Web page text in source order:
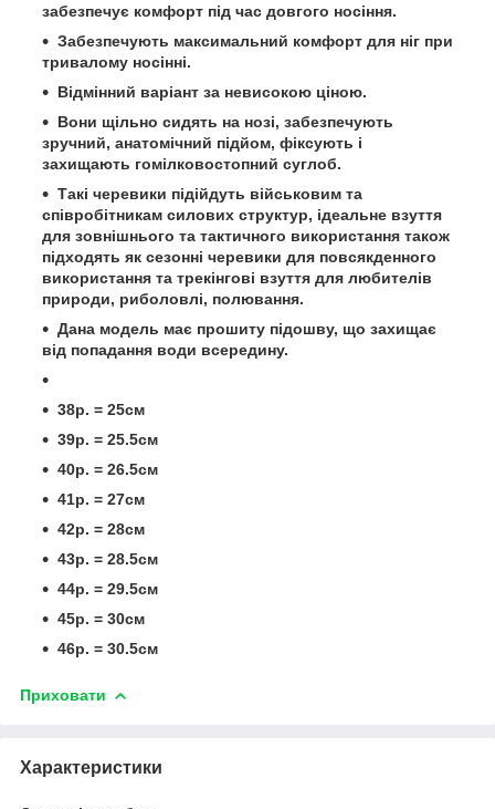
забезпечує комфорт під час довгого носіння.
Забезпечують максимальний комфорт для ніг при
тривалому носінні.
Відмінний варіант за невисокою ціною.
Вони щільно сидять на нозі, забезпечують
зручний, анатомічний підйом, фіксують і
захищають гомілковостопний суглоб.
Такі черевики підійдуть військовим та
співробітникам силових структур, ідеальне взуття
для зовнішнього та тактичного використання також
підходять як сезонні черевики для повсякденного
використання та трекінгові взуття для любителів
природи, риболовлі, полювання.
Дана модель має прошиту підошву, що захищає
від попадання води всередину.
38р. = 25см
39р. = 25.5см
40р. = 26.5см
41р. = 27см
42р. = 28см
43р. = 28.5см
44р. = 29.5см
45р. = 30см
46р. = 30.5см
Приховати
Характеристики